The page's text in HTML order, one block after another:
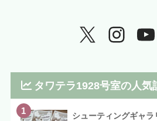
タワテラ1928号室の人気
1
シューティングギャ